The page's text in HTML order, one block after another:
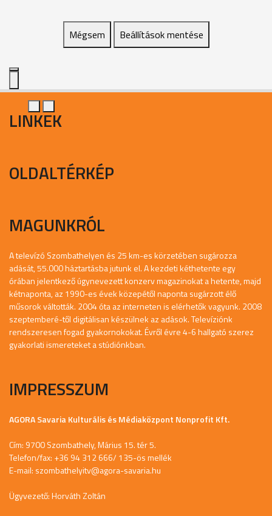
Mégsem Beállítások mentése
LINKEK
OLDALTÉRKÉP
MAGUNKRÓL
A televízó Szombathelyen és 25 km-es körzetében sugározza
adását, 55.000 háztartásba jutunk el. A kezdeti kéthetente egy
órában jelentkező úgynevezett konzerv magazinokat a hetente, majd
kétnaponta, az 1990-es évek közepétől naponta sugárzott élő
műsorok váltották. 2004 óta az interneten is elérhetők vagyunk. 2008
szeptemberé-től digitálisan készülnek az adások. Televíziónk
rendszeresen fogad gyakornokokat. Évről évre 4-6 hallgató szerez
gyakorlati ismereteket a stúdiónkban.
IMPRESSZUM
AGORA Savaria Kulturális és Médiaközpont Nonprofit Kft.
Cím: 9700 Szombathely, Márius 15. tér 5.
Telefon/fax: +36 94 312 666/ 135-ös mellék
E-mail: szombathelyitv@agora-savaria.hu
Ügyvezető: Horváth Zoltán